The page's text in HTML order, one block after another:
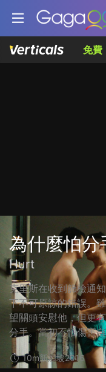
免費
為什麼怕分
Hurt
克里斯在收到篩檢通
下不可原諒的錯誤。
望關頭安慰他，但更
分手。當初不怕傷害
10m新加坡2016